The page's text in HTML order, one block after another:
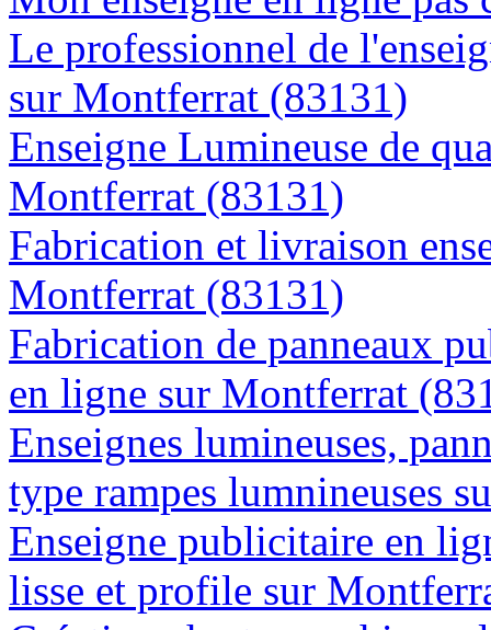
Le professionnel de
sur Montferrat (83131)
Enseigne Lumineuse de
Montferrat (83131)
Fabrication et livraison
Montferrat (83131)
Fabrication de panneaux
en ligne sur Montferrat
Enseignes lumineuses,
type rampes lumnineuses
Enseigne publicitaire en
lisse et profile sur